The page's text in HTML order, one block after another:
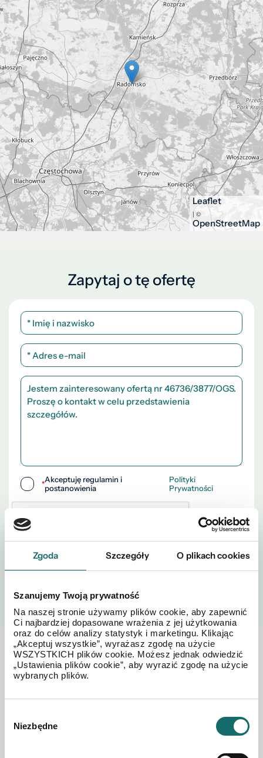
Zgoda Szczegóły O plikach cookies
Szanujemy Twoją prywatność
Na naszej stronie używamy plików cookie, aby zapewnić
Ci najbardziej dopasowane wrażenia z jej użytkowania
oraz do celów analizy statystyk i marketingu. Klikając
„Akceptuj wszystkie”, wyrażasz zgodę na użycie
WSZYSTKICH plików cookie. Możesz jednak odwiedzić
„Ustawienia plików cookie”, aby wyrazić zgodę na użycie
wybranych plików.
zgody
Niezbędne
Leaflet
| ©
OpenStreetMap
Zapytaj o tę ofertę
*Akceptuję regulamin i
postanowienia
Polityki
Prywatności
Zobacz również w okolicy